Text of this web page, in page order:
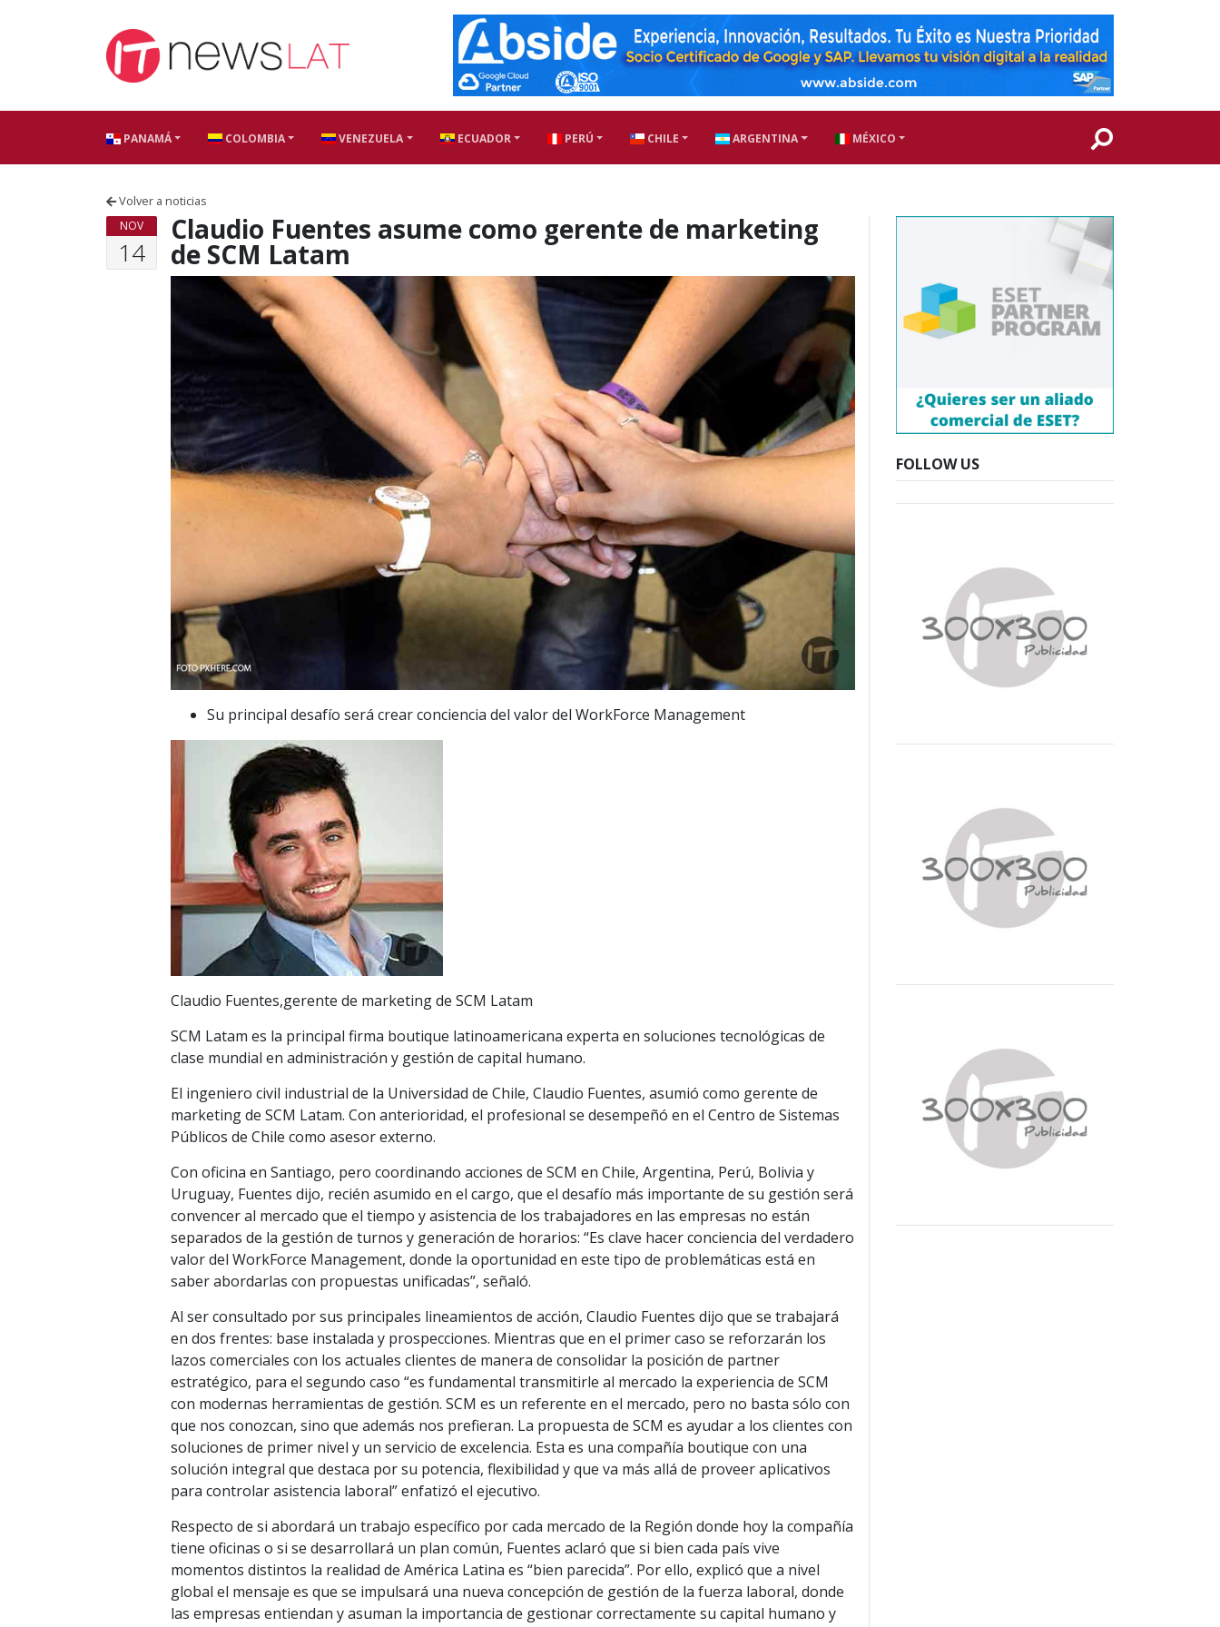
PANAMÁ COLOMBIA VENEZUELA ECUADOR PERÚ CHILE ARGENTINA MÉXICO
Volver a noticias
NOV
14
Claudio Fuentes asume como gerente de marketing
de SCM Latam
Su principal desafío será crear conciencia del valor del WorkForce Management
Claudio Fuentes,gerente de marketing de SCM Latam
SCM Latam es la principal firma boutique latinoamericana experta en soluciones tecnológicas de
clase mundial en administración y gestión de capital humano.
El ingeniero civil industrial de la Universidad de Chile, Claudio Fuentes, asumió como gerente de
marketing de SCM Latam. Con anterioridad, el profesional se desempeñó en el Centro de Sistemas
Públicos de Chile como asesor externo.
Con oficina en Santiago, pero coordinando acciones de SCM en Chile, Argentina, Perú, Bolivia y
Uruguay, Fuentes dijo, recién asumido en el cargo, que el desafío más importante de su gestión será
convencer al mercado que el tiempo y asistencia de los trabajadores en las empresas no están
separados de la gestión de turnos y generación de horarios: “Es clave hacer conciencia del verdadero
valor del WorkForce Management, donde la oportunidad en este tipo de problemáticas está en
saber abordarlas con propuestas unificadas”, señaló.
Al ser consultado por sus principales lineamientos de acción, Claudio Fuentes dijo que se trabajará
en dos frentes: base instalada y prospecciones. Mientras que en el primer caso se reforzarán los
lazos comerciales con los actuales clientes de manera de consolidar la posición de partner
estratégico, para el segundo caso “es fundamental transmitirle al mercado la experiencia de SCM
con modernas herramientas de gestión. SCM es un referente en el mercado, pero no basta sólo con
que nos conozcan, sino que además nos prefieran. La propuesta de SCM es ayudar a los clientes con
soluciones de primer nivel y un servicio de excelencia. Esta es una compañía boutique con una
solución integral que destaca por su potencia, flexibilidad y que va más allá de proveer aplicativos
para controlar asistencia laboral” enfatizó el ejecutivo.
Respecto de si abordará un trabajo específico por cada mercado de la Región donde hoy la compañía
tiene oficinas o si se desarrollará un plan común, Fuentes aclaró que si bien cada país vive
momentos distintos la realidad de América Latina es “bien parecida”. Por ello, explicó que a nivel
global el mensaje es que se impulsará una nueva concepción de gestión de la fuerza laboral, donde
las empresas entiendan y asuman la importancia de gestionar correctamente su capital humano y
FOLLOW US